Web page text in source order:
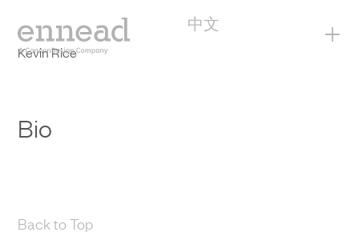
中文 +
Kevin Rice
Bio
Back to Top